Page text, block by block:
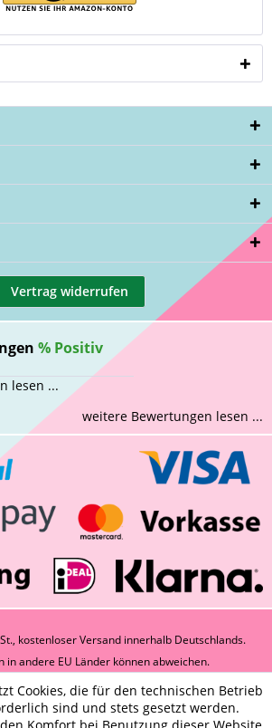
Vertrag widerrufen
% Positiv
lesen ...
weitere Bewertungen lesen ...
kostenloser Versand innerhalb Deutschlands.
in andere EU Länder können abweichen.
Cookies, die für den technischen Betrieb
sind und stets gesetzt werden.